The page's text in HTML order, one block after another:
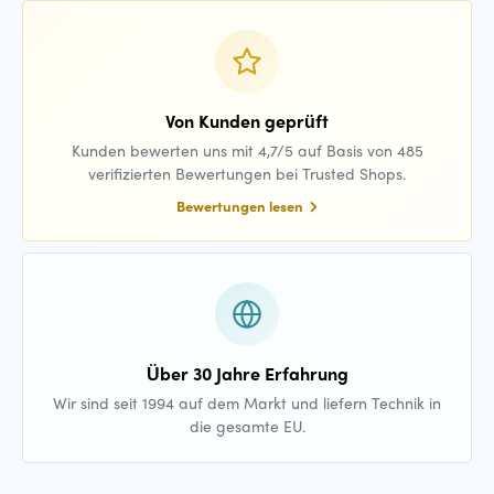
Von Kunden geprüft
Kunden bewerten uns mit 4,7/5 auf Basis von 485
verifizierten Bewertungen bei Trusted Shops.
Bewertungen lesen
Über 30 Jahre Erfahrung
Wir sind seit 1994 auf dem Markt und liefern Technik in
die gesamte EU.